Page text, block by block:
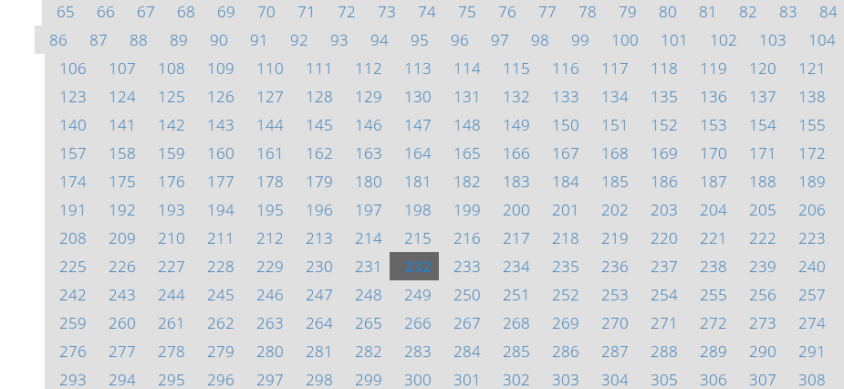
65
66 67 68 69 70 71 72 73 74 75 76 77 78 79 80 81 82 83 84
86
87 88 89 90 91 92 93 94 95 96 97 98 99 100 101 102 103 104
106
107 108 109 110 111 112 113 114 115 116 117 118 119 120 121
123
124 125 126 127 128 129 130 131 132 133 134 135 136 137 138
140
141 142 143 144 145 146 147 148 149 150 151 152 153 154 155
157
158 159 160 161 162 163 164 165 166 167 168 169 170 171 172
174
175 176 177 178 179 180 181 182 183 184 185 186 187 188 189
191
192 193 194 195 196 197 198 199 200 201 202 203 204 205 206
208
209 210 211 212 213 214 215 216 217 218 219 220 221 222 223
225
226 227 228 229 230 231 232 233 234 235 236 237 238 239 240
242
243 244 245 246 247 248 249 250 251 252 253 254 255 256 257
259
260 261 262 263 264 265 266 267 268 269 270 271 272 273 274
276
277 278 279 280 281 282 283 284 285 286 287 288 289 290 291
293
294 295 296 297 298 299 300 301 302 303 304 305 306 307 308